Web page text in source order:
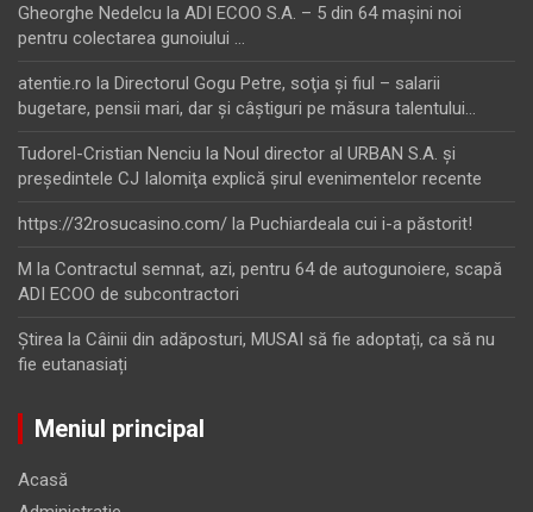
Gheorghe Nedelcu la ADI ECOO S.A. – 5 din 64 maşini noi
pentru colectarea gunoiului …
atentie.ro la Directorul Gogu Petre, soţia şi fiul – salarii
bugetare, pensii mari, dar şi câştiguri pe măsura talentului…
Tudorel-Cristian Nenciu la Noul director al URBAN S.A. şi
preşedintele CJ Ialomiţa explică şirul evenimentelor recente
https://32rosucasino.com/ la Puchiardeala cui i-a păstorit!
M la Contractul semnat, azi, pentru 64 de autogunoiere, scapă
ADI ECOO de subcontractori
Ştirea la Câinii din adăposturi, MUSAI să fie adoptați, ca să nu
fie eutanasiați
Meniul principal
Acasă